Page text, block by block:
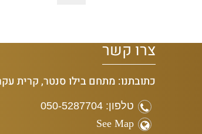
צרו קשר
כתובתנו: מתחם בילו סנטר, קרית
טלפון: 050-5287704
See Map